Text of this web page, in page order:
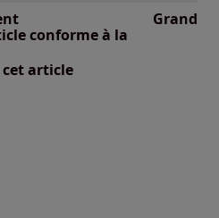
Grand
conforme à la
cet article